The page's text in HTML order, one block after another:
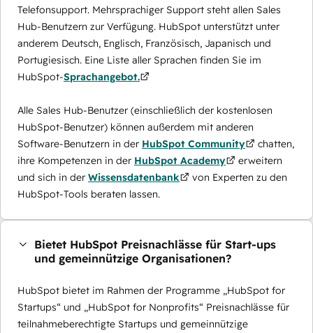
Telefonsupport. Mehrsprachiger Support steht allen Sales
Hub-Benutzern zur Verfügung. HubSpot unterstützt unter
anderem Deutsch, Englisch, Französisch, Japanisch und
Portugiesisch. Eine Liste aller Sprachen finden Sie im
HubSpot-Sprachangebot.
Alle Sales Hub-Benutzer (einschließlich der kostenlosen
HubSpot-Benutzer) können außerdem mit anderen
Software-Benutzern in der HubSpot Community
chatten,
ihre Kompetenzen in der HubSpot Academy
erweitern
und sich in der Wissensdatenbank
von Experten zu den
HubSpot-Tools beraten lassen.
Bietet HubSpot Preisnachlässe für Start-ups
und gemeinnützige Organisationen?
HubSpot bietet im Rahmen der Programme „HubSpot for
Startups“ und „HubSpot for Nonprofits“ Preisnachlässe für
teilnahmeberechtigte Startups und gemeinnützige